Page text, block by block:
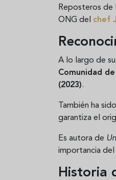
Reposteros de
ONG del chef
A lo largo de
Comunidad
(2023).
También ha
garantiza el
Es autora de
importancia del
Historia